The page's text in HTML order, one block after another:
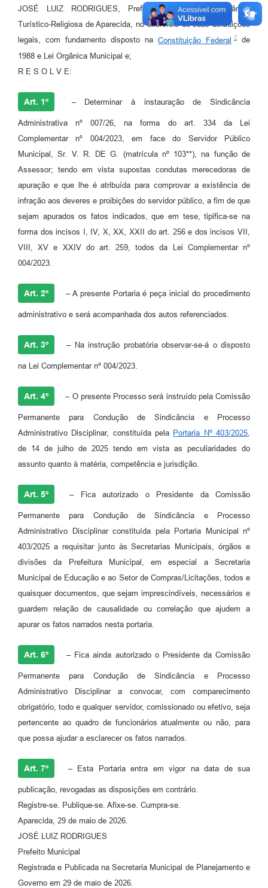
JOSÉ LUIZ RODRIGUES, Prefeito Municipal da Estância
Turístico-Religiosa de Aparecida, no exercício de suas atribuições
legais, com fundamento disposto na Constituição Federal
de
1988 e Lei Orgânica Municipal e;
R E S O L V E:
Art. 1º – Determinar à instauração de Sindicância
Administrativa nº 007/26, na forma do art. 334 da Lei
Complementar nº 004/2023, em face do Servidor Público
Municipal, Sr. V. R. DE G. (matrícula nº 103**), na função de
Assessor; tendo em vista supostas condutas merecedoras de
apuração e que lhe é atribuída para comprovar a existência de
infração aos deveres e proibições do servidor público, a fim de que
sejam apurados os fatos indicados, que em tese, tipifica-se na
forma dos incisos I, IV, X, XX, XXII do art. 256 e dos incisos VII,
VIII, XV e XXIV do art. 259, todos da Lei Complementar nº
004/2023.
Art. 2º – A presente Portaria é peça inicial do procedimento
administrativo e será acompanhada dos autos referenciados.
Art. 3º – Na instrução probatória observar-se-á o disposto
na Lei Complementar nº 004/2023.
Art. 4º – O presente Processo será instruído pela Comissão
Permanente para Condução de Sindicância e Processo
Administrativo Disciplinar, constituída pela Portaria Nº 403/2025
de 14 de julho de 2025 tendo em vista as peculiaridades do
assunto quanto à matéria, competência e jurisdição.
Art. 5º – Fica autorizado o Presidente da Comissão
Permanente para Condução de Sindicância e Processo
Administrativo Disciplinar constituída pela Portaria Municipal nº
403/2025 a requisitar junto às Secretarias Municipais, órgãos e
divisões da Prefeitura Municipal, em especial a Secretaria
Municipal de Educação e ao Setor de Compras/Licitações, todos e
quaisquer documentos, que sejam imprescindíveis, necessários e
guardem relação de causalidade ou correlação que ajudem a
apurar os fatos narrados nesta portaria.
Art. 6º – Fica ainda autorizado o Presidente da Comissão
Permanente para Condução de Sindicância e Processo
Administrativo Disciplinar a convocar, com comparecimento
obrigatório, todo e qualquer servidor, comissionado ou efetivo, seja
pertencente ao quadro de funcionários atualmente ou não, para
que possa ajudar a esclarecer os fatos narrados.
Art. 7º – Esta Portaria entra em vigor na data de sua
publicação, revogadas as disposições em contrário.
Registre-se. Publique-se. Afixe-se. Cumpra-se.
Aparecida, 29 de maio de 2026.
JOSÉ LUIZ RODRIGUES
Prefeito Municipal
Registrada e Publicada na Secretaria Municipal de Planejamento e
Governo em 29 de maio de 2026.